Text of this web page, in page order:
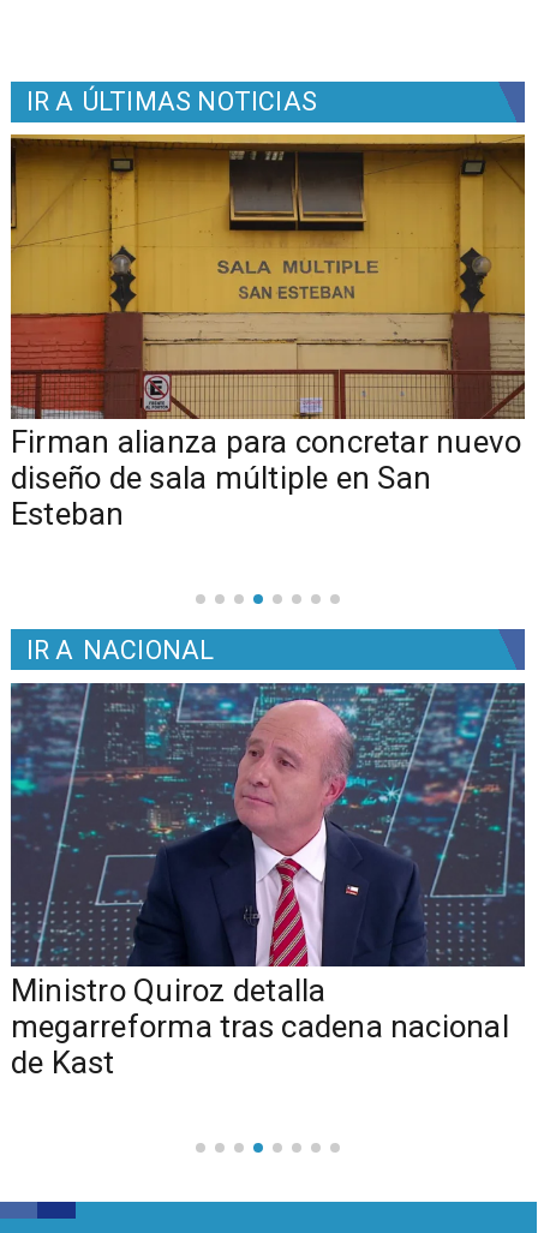
IR A ÚLTIMAS NOTICIAS
​​Firman alianza para concretar nuevo
diseño de sala múltiple en San
Esteban
IR A NACIONAL
Ministro Quiroz detalla
megarreforma tras cadena nacional
de Kast